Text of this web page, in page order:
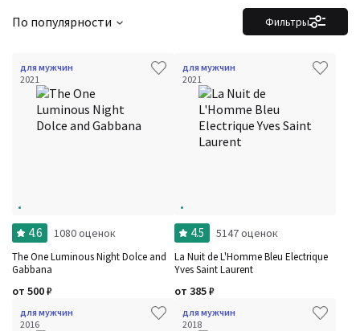
Фильтры
По популярности
для мужчин
2021
4.6 1080 оценок
The One Luminous Night Dolce and
Gabbana
от 500₽
для мужчин
2021
4.5 5147 оценок
La Nuit de L'Homme Bleu Electrique
Yves Saint Laurent
от 385₽
для мужчин
2016
для мужчин
2018